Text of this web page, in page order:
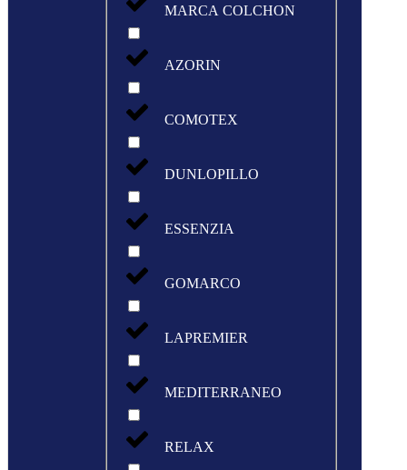
MARCA COLCHON
AZORIN
COMOTEX
DUNLOPILLO
ESSENZIA
GOMARCO
LAPREMIER
MEDITERRANEO
RELAX